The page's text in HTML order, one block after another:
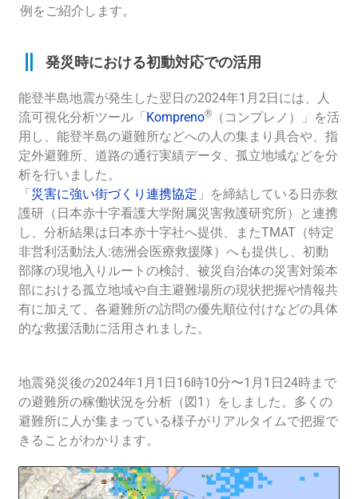
例をご紹介します。
発災時における初動対応での活用
能登半島地震が発生した翌日の2024年1月2日には、
人
流可視化分析ツール「Kompreno®
（コンプレノ）」を活
用し、能登半島の避難所などへの人の集まり具合や、指
定外避難所、道路の通行実績データ、孤立地域などを分
析を行いました。
「災害に強い街づくり連携協定 」を締結している日赤救
護研（日本赤十字看護大学附属災害救護研究所）と連携
し、分析結果は日本赤十字社へ提供、またTMAT（特定
非営利活動法人:徳洲会医療救援隊）へも提供し、初動
部隊の現地入りルートの検討、被災自治体の災害対策本
部における孤立地域や自主避難場所の現状把握や情報共
有に加えて、各避難所の訪問の優先順位付けなどの具体
的な救援活動に活用されました。
地震発災後の2024年1月1日16時10分〜1月1日24時まで
の避難所の稼働状況を分析（図1）をしました。 多くの
避難所に人が集まっている様子がリアルタイムで把握で
きることがわかります。